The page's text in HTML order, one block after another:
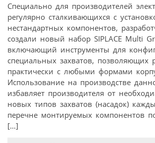
Специально для производителей
регулярно сталкивающихся с
нестандартных компонентов,
создали новый набор SIPLACE Multi
включающий инструменты для
специальных захватов, позволяющих
практически с любыми формами
Использование на производстве
избавляет производителя от
новых типов захватов (насадок)
перечне монтируемых компонентов
[…]